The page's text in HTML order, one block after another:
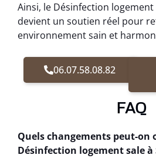
Ainsi, le Désinfection logement
devient un soutien réel pour
environnement sain et
06.07.58.08.82
FAQ
Quels changements peut-on
Désinfection logement sale à